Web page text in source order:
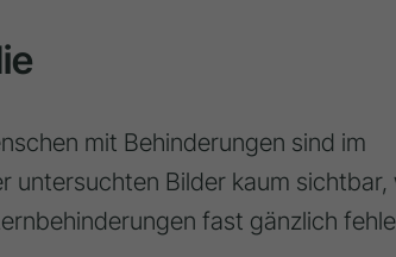
mit Behinderungen sind im
untersuchten Bilder kaum sichtbar,
fast gänzlich